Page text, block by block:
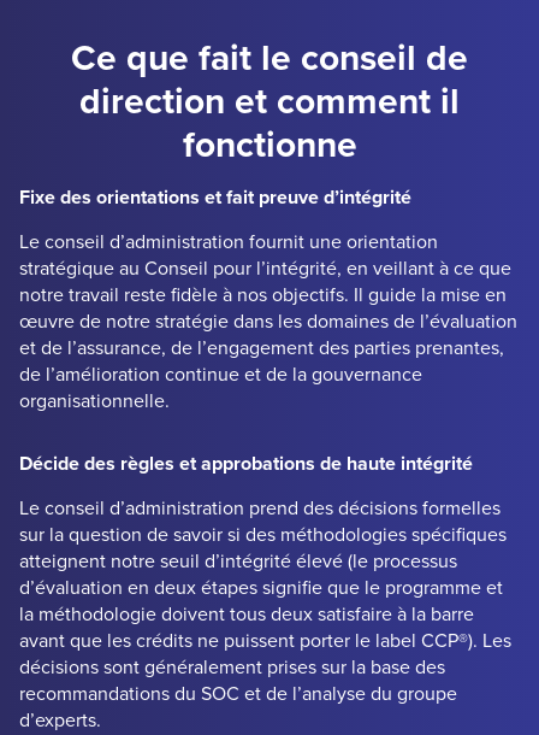
Ce que fait le conseil de
direction et comment il
fonctionne
Fixe des orientations et fait preuve d’intégrité
Le conseil d’administration fournit une orientation
stratégique au Conseil pour l’intégrité, en veillant à ce que
notre travail reste fidèle à nos objectifs. Il guide la mise en
œuvre de notre stratégie dans les domaines de l’évaluation
et de l’assurance, de l’engagement des parties prenantes,
de l’amélioration continue et de la gouvernance
organisationnelle.
Décide des règles et approbations de haute intégrité
Le conseil d’administration prend des décisions formelles
sur la question de savoir si des méthodologies spécifiques
atteignent notre seuil d’intégrité élevé (le processus
d’évaluation en deux étapes signifie que le programme et
la méthodologie doivent tous deux satisfaire à la barre
avant que les crédits ne puissent porter le label CCP®). Les
décisions sont généralement prises sur la base des
recommandations du SOC et de l’analyse du groupe
d’experts.